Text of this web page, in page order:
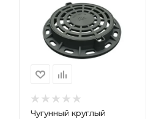
Чугунный круглый